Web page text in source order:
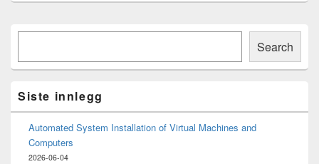
Primary
Area
Search
Siste innlegg
Automated System Installation of Virtual Machines and
Computers
2026-06-04